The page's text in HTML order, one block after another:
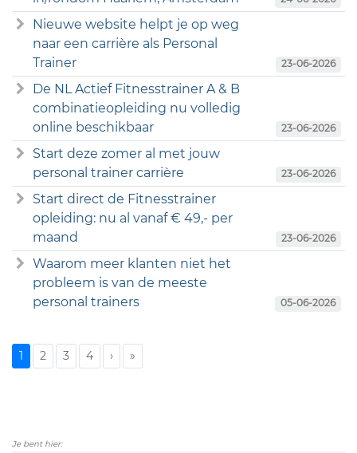
Nieuwe website helpt je op weg
naar een carrière als Personal
Trainer
23-06-2026
De NL Actief Fitnesstrainer A & B
combinatieopleiding nu volledig
online beschikbaar
23-06-2026
Start deze zomer al met jouw
personal trainer carrière
23-06-2026
Start direct de Fitnesstrainer
opleiding: nu al vanaf € 49,- per
maand
23-06-2026
Waarom meer klanten niet het
probleem is van de meeste
personal trainers
05-06-2026
1 2 3 4 › »
Je bent hier: